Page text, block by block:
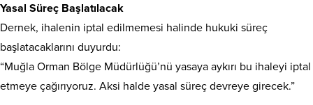
Yasal Süreç Başlatılacak
Dernek, ihalenin iptal edilmemesi halinde hukuki süreç
başlatacaklarını duyurdu:
“Muğla Orman Bölge Müdürlüğü’nü yasaya aykırı bu ihaleyi iptal
etmeye çağırıyoruz. Aksi halde yasal süreç devreye girecek.”